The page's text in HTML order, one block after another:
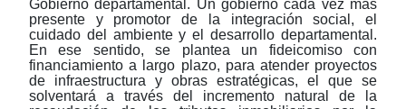
Gobierno departamental. Un gobierno cada vez más
presente y promotor de la integración social, el
cuidado del ambiente y el desarrollo departamental.
En ese sentido, se plantea un fideicomiso con
financiamiento a largo plazo, para atender proyectos
de infraestructura y obras estratégicas, el que se
solventará a través del incremento natural de la